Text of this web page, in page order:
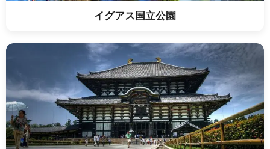
イグアス国立公園